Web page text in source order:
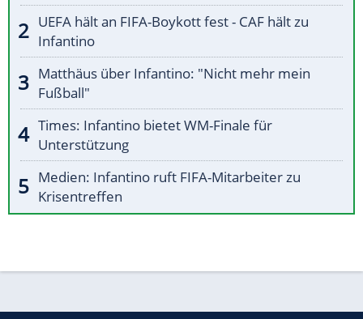
UEFA hält an FIFA-Boykott fest - CAF hält zu
Infantino
Matthäus über Infantino: "Nicht mehr mein
Fußball"
Times: Infantino bietet WM-Finale für
Unterstützung
Medien: Infantino ruft FIFA-Mitarbeiter zu
Krisentreffen